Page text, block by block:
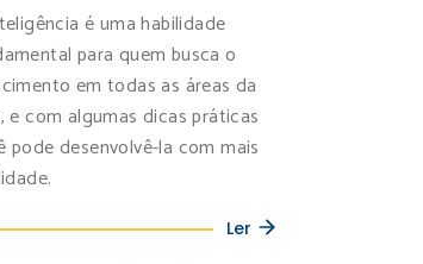
é uma habilidade
para quem busca o
em todas as áreas da
e com algumas dicas práticas
pode desenvolvê-la com mais
Ler